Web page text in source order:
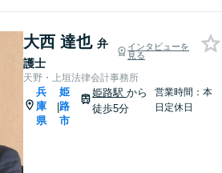
大西 達也 弁
護士
インタビューを
見る
天野・上垣法律会計事務所
兵
庫
県
|
姫
路
市
姫路駅から
徒歩5分
営業時間：本
日定休日